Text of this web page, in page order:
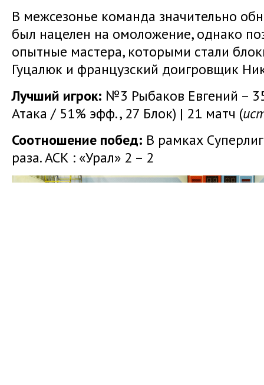
В межсезонье команда значительно
был нацелен на омоложение, однако
опытные мастера, которыми стали
Гуцалюк и французский доигровщик
Лучший игрок: №3 Рыбаков Евгений –
Атака / 51% эфф., 27 Блок) | 21 матч (
Соотношение побед: В рамках
раза. АСК : «Урал» 2 – 2